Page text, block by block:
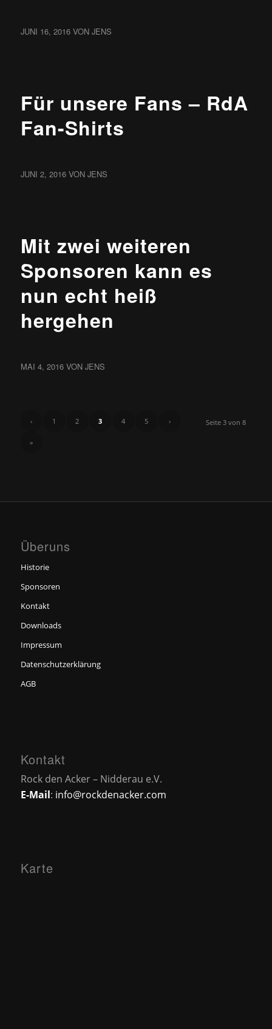
JUNI 16, 2016 VON JENS
Für unsere Fans – RdA
Fan-Shirts
JUNI 2, 2016 VON JENS
Mit zwei weiteren
Sponsoren kann es
nun echt heiß
hergehen
MAI 4, 2016 VON JENS
Seite 3 von 8
‹ 1 2 3 4 5 ›
»
Überuns
Historie
Sponsoren
Kontakt
Downloads
Impressum
Datenschutzerklärung
AGB
Kontakt
Rock den Acker – Nidderau e.V.
E-Mail: info@rockdenacker.com
Karte